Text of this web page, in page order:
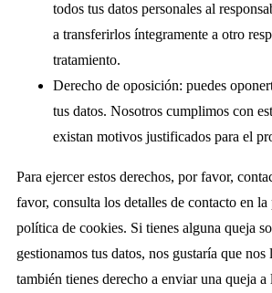
todos tus datos personales al
a transferirlos íntegramente a otro
tratamiento.
Derecho de oposición: puedes
tus datos. Nosotros cumplimos con
existan motivos justificados para el
Para ejercer estos derechos, por favor,
favor, consulta los detalles de contacto en
política de cookies. Si tienes alguna queja
gestionamos tus datos, nos gustaría que nos
también tienes derecho a enviar una queja a